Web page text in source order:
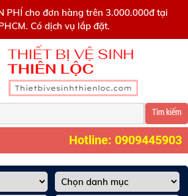
PHÍ cho đơn hàng trên 3.000.000đ tại
Có dịch vụ lắp đặt.
Tìm kiếm
Hotline: 0909445903